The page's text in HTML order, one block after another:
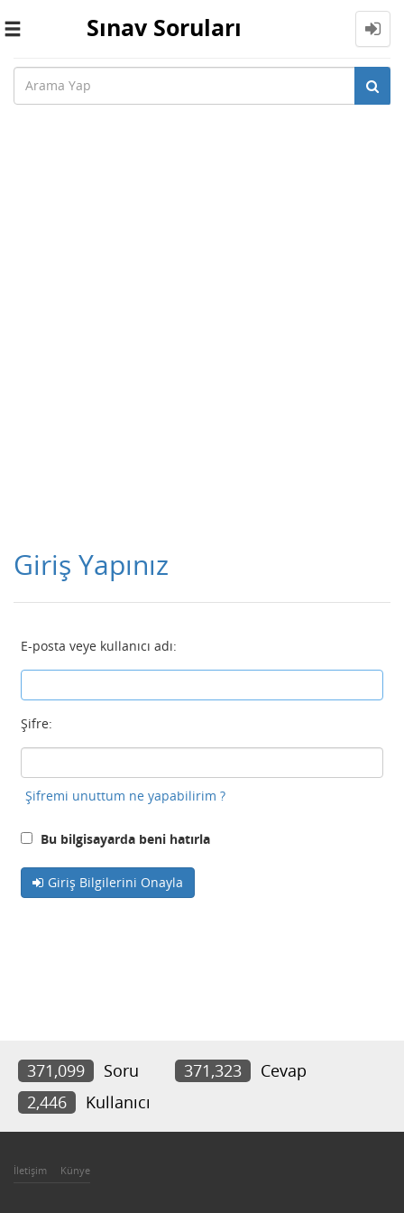
Toggle
Sınav Soruları
Giriş Yapınız
E-posta veye kullanıcı adı:
Şifre:
Şifremi unuttum ne yapabilirim ?
Bu bilgisayarda beni hatırla
Giriş Bilgilerini Onayla
371,099 Soru 371,323
Cevap
2,446
Kullanıcı
İletişim Künye